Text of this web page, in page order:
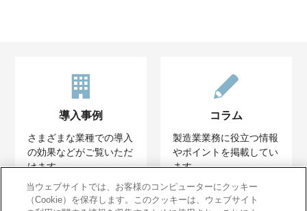
導入事例
さまざまな業種での導入
の効果などがご覧いただ
けます。
コラム
製造業業務に役立つ情報
やポイントを掲載してい
ます。
当ウェブサイトでは、お客様のコンピューターにクッキー
（Cookie）を保存します。このクッキーは、ウェブサイト